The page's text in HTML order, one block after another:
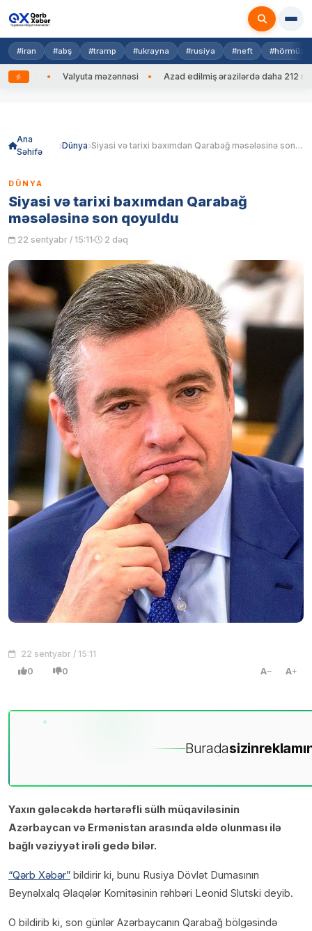
#iran #abş #tramp #ukrayna #rusiya #neft #hörmüz
Valyuta məzənnəsi Azad edilmiş ərazilərdə daha 212 mina,
Ana
Səhifə
Dünya Siyasi və tarixi baxımdan Qarabağ məsələsinə son qoyuldu
DÜNYA
Siyasi və tarixi baxımdan Qarabağ
məsələsinə son qoyuldu
22 sentyabr / 15:11 2 dəq
22 sentyabr / 15:11
0 0 A A
Buradasizin
Yaxın gələcəkdə hərtərəfli sülh müqaviləsinin
Azərbaycan və Ermənistan arasında əldə olunması ilə
bağlı vəziyyət irəli gedə bilər.
“Qərb Xəbər” bildirir ki, bunu Rusiya Dövlət Dumasının
Beynəlxalq Əlaqələr Komitəsinin rəhbəri Leonid Slutski deyib.
O bildirib ki, son günlər Azərbaycanın Qarabağ bölgəsində